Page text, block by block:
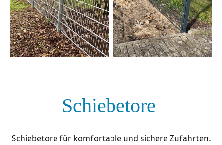
Schiebetore
Schiebetore für komfortable und sichere Zufahrten.